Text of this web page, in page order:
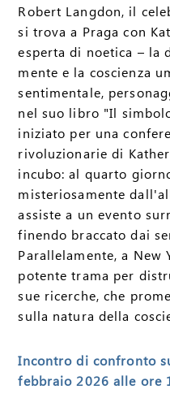
Robert Langdon, il
si trova a Praga con
esperta di noetica – la
mente e la coscienza
sentimentale,
nel suo libro "Il
iniziato per una
rivoluzionarie di
incubo: al quarto
misteriosamente
assiste a un evento
finendo braccato dai
Parallelamente, a New
potente trama per
sue ricerche, che
sulla natura della
Incontro di confronto
febbraio 2026 alle ore